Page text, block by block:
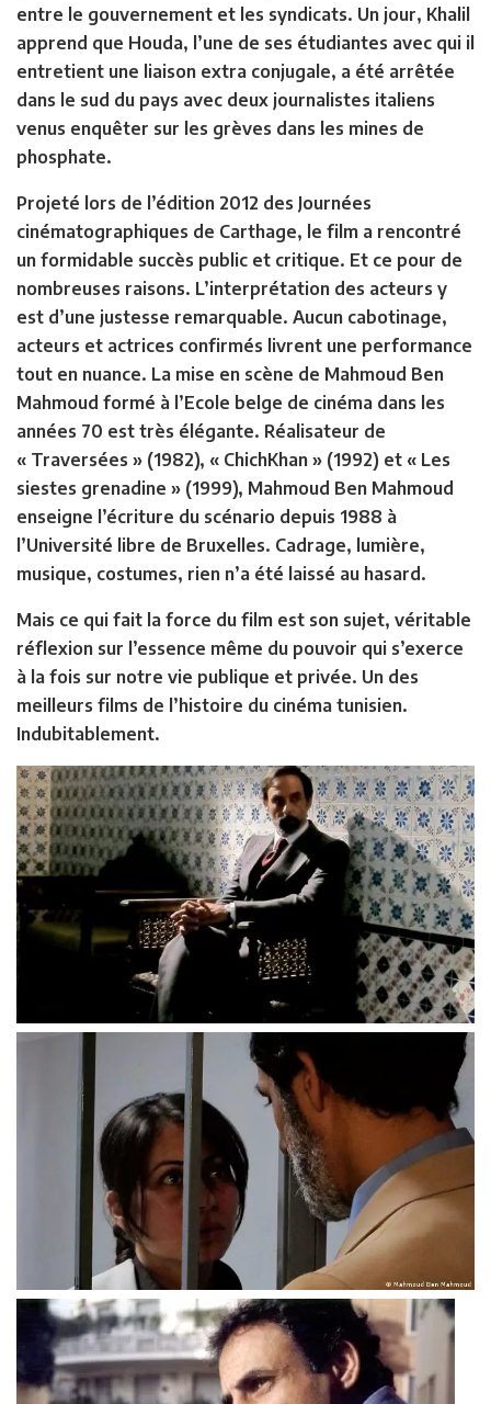
entre le gouvernement et les syndicats. Un jour, Khalil
apprend que Houda, l’une de ses étudiantes avec qui il
entretient une liaison extra conjugale, a été arrêtée
dans le sud du pays avec deux journalistes italiens
venus enquêter sur les grèves dans les mines de
phosphate.
Projeté lors de l’édition 2012 des Journées
cinématographiques de Carthage, le film a rencontré
un formidable succès public et critique. Et ce pour de
nombreuses raisons. L’interprétation des acteurs y
est d’une justesse remarquable. Aucun cabotinage,
acteurs et actrices confirmés livrent une performance
tout en nuance. La mise en scène de Mahmoud Ben
Mahmoud formé à l’Ecole belge de cinéma dans les
années 70 est très élégante. Réalisateur de
« Traversées » (1982), « ChichKhan » (1992) et « Les
siestes grenadine » (1999), Mahmoud Ben Mahmoud
enseigne l’écriture du scénario depuis 1988 à
l’Université libre de Bruxelles. Cadrage, lumière,
musique, costumes, rien n’a été laissé au hasard.
Mais ce qui fait la force du film est son sujet, véritable
réflexion sur l’essence même du pouvoir qui s’exerce
à la fois sur notre vie publique et privée. Un des
meilleurs films de l’histoire du cinéma tunisien.
Indubitablement.